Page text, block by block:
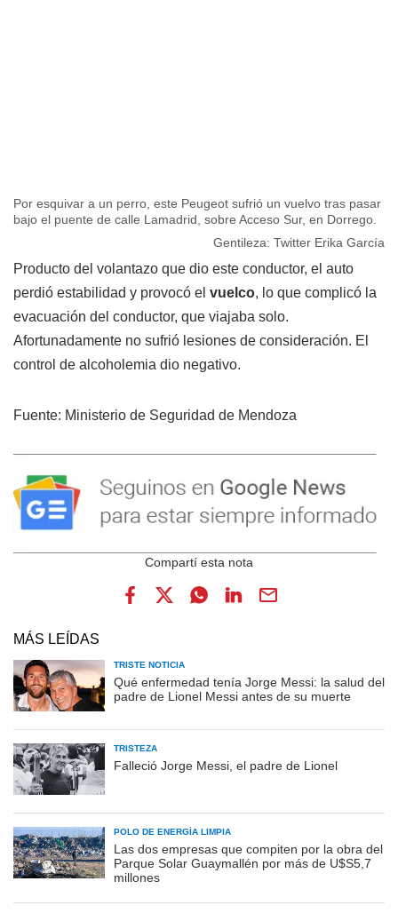
Por esquivar a un perro, este Peugeot sufrió un vuelvo tras pasar
bajo el puente de calle Lamadrid, sobre Acceso Sur, en Dorrego.
Gentileza: Twitter Erika García
Producto del volantazo que dio este conductor, el auto
perdió estabilidad y provocó el vuelco, lo que complicó la
evacuación del conductor, que viajaba solo.
Afortunadamente no sufrió lesiones de consideración. El
control de alcoholemia dio negativo.
Fuente: Ministerio de Seguridad de Mendoza
MÁS LEÍDAS
TRISTE NOTICIA
Qué enfermedad tenía Jorge Messi: la salud del
padre de Lionel Messi antes de su muerte
TRISTEZA
Falleció Jorge Messi, el padre de Lionel
POLO DE ENERGÍA LIMPIA
Las dos empresas que compiten por la obra del
Parque Solar Guaymallén por más de U$S5,7
millones